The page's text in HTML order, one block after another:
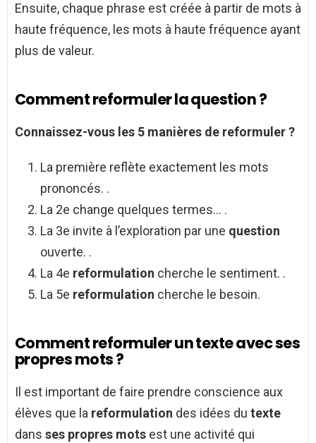
Ensuite, chaque phrase est créée à partir de mots à
haute fréquence, les mots à haute fréquence ayant
plus de valeur.
Comment reformuler la question ?
Connaissez-vous les 5 manières de reformuler?
La première reflète exactement les mots
prononcés. .
La 2e change quelques termes… .
La 3e invite à l’exploration par une question
ouverte. .
La 4e reformulation cherche le sentiment. .
La 5e reformulation cherche le besoin.
Comment reformuler un texte avec ses
propres mots ?
Il est important de faire prendre conscience aux
élèves que la reformulation des idées du texte
dans ses propres mots est une activité qui